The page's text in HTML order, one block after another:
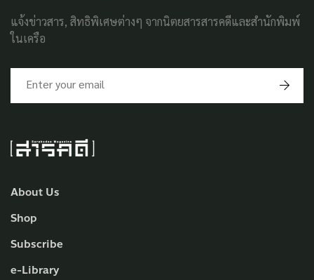
About Us
Shop
Subscribe
e-Library
แจ้งข่าวสาร, สิทธิพิเศษต่างๆ จากนิตยสารสารคดีและสำนักพิมพ์
ในเครือ